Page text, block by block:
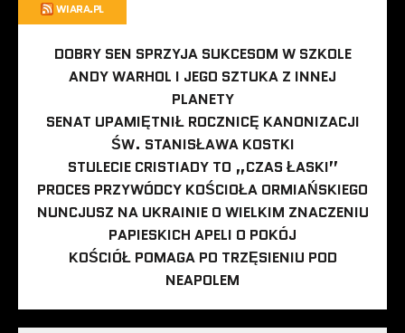
WIARA.PL
DOBRY SEN SPRZYJA SUKCESOM W SZKOLE
ANDY WARHOL I JEGO SZTUKA Z INNEJ
PLANETY
SENAT UPAMIĘTNIŁ ROCZNICĘ KANONIZACJI
ŚW. STANISŁAWA KOSTKI
STULECIE CRISTIADY TO „CZAS ŁASKI”
PROCES PRZYWÓDCY KOŚCIOŁA ORMIAŃSKIEGO
NUNCJUSZ NA UKRAINIE O WIELKIM ZNACZENIU
PAPIESKICH APELI O POKÓJ
KOŚCIÓŁ POMAGA PO TRZĘSIENIU POD
NEAPOLEM